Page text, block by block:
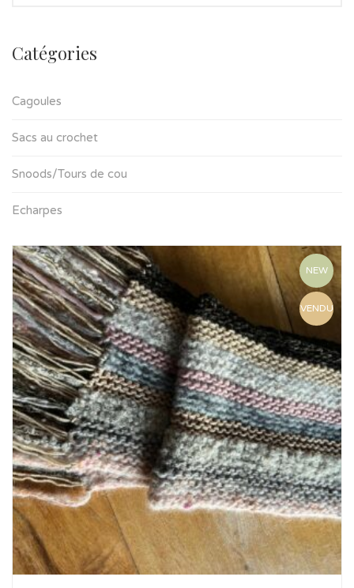
Catégories
Cagoules
Sacs au crochet
Snoods/Tours de cou
Echarpes
NEW
VENDU